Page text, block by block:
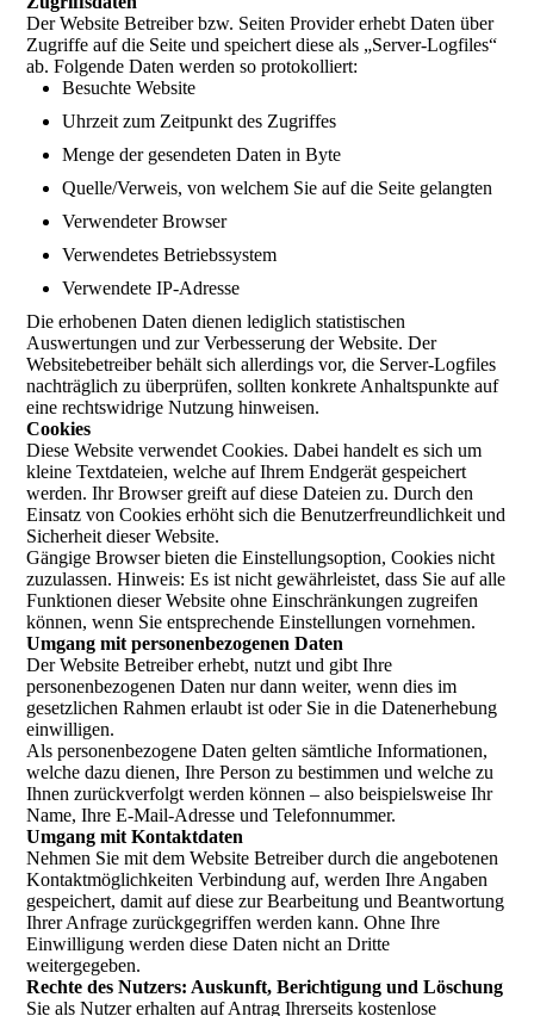
Der Website Betreiber bzw. Seiten Provider erhebt Daten über
Zugriffe auf die Seite und speichert diese als „Server-Logfiles“
ab. Folgende Daten werden so protokolliert:
Besuchte Website
Uhrzeit zum Zeitpunkt des Zugriffes
Menge der gesendeten Daten in Byte
Quelle/Verweis, von welchem Sie auf die Seite gelangten
Verwendeter Browser
Verwendetes Betriebssystem
Verwendete IP-Adresse
Die erhobenen Daten dienen lediglich statistischen
Auswertungen und zur Verbesserung der Website. Der
Websitebetreiber behält sich allerdings vor, die Server-Logfiles
nachträglich zu überprüfen, sollten konkrete Anhaltspunkte auf
eine rechtswidrige Nutzung hinweisen.
Cookies
Diese Website verwendet Cookies. Dabei handelt es sich um
kleine Textdateien, welche auf Ihrem Endgerät gespeichert
werden. Ihr Browser greift auf diese Dateien zu. Durch den
Einsatz von Cookies erhöht sich die Benutzerfreundlichkeit und
Sicherheit dieser Website.
Gängige Browser bieten die Einstellungsoption, Cookies nicht
zuzulassen. Hinweis: Es ist nicht gewährleistet, dass Sie auf alle
Funktionen dieser Website ohne Einschränkungen zugreifen
können, wenn Sie entsprechende Einstellungen vornehmen.
Umgang mit personenbezogenen Daten
Der Website Betreiber erhebt, nutzt und gibt Ihre
personenbezogenen Daten nur dann weiter, wenn dies im
gesetzlichen Rahmen erlaubt ist oder Sie in die Datenerhebung
einwilligen.
Als personenbezogene Daten gelten sämtliche Informationen,
welche dazu dienen, Ihre Person zu bestimmen und welche zu
Ihnen zurückverfolgt werden können – also beispielsweise Ihr
Name, Ihre E-Mail-Adresse und Telefonnummer.
Umgang mit Kontaktdaten
Nehmen Sie mit dem Website Betreiber durch die angebotenen
Kontaktmöglichkeiten Verbindung auf, werden Ihre Angaben
gespeichert, damit auf diese zur Bearbeitung und Beantwortung
Ihrer Anfrage zurückgegriffen werden kann. Ohne Ihre
Einwilligung werden diese Daten nicht an Dritte
weitergegeben.
Rechte des Nutzers: Auskunft, Berichtigung und Löschung
Sie als Nutzer erhalten auf Antrag Ihrerseits kostenlose